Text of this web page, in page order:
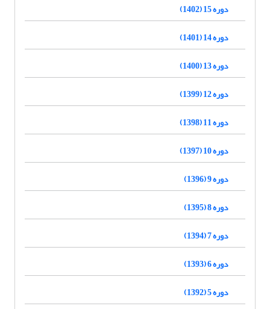
دوره 15 (1402)
دوره 14 (1401)
دوره 13 (1400)
دوره 12 (1399)
دوره 11 (1398)
دوره 10 (1397)
دوره 9 (1396)
دوره 8 (1395)
دوره 7 (1394)
دوره 6 (1393)
دوره 5 (1392)